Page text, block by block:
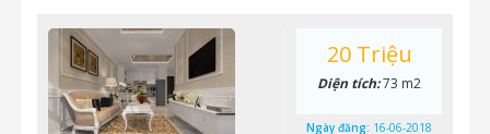
20 Triệu
Diện tích:73 m2
Ngày đăng: 16-06-2018